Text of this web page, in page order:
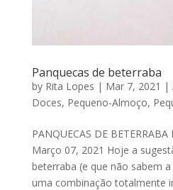
Panquecas de beterraba
by Rita Lopes | Mar 7, 2021 |
Doces, Pequeno-Almoço,
PANQUECAS DE
Março 07, 2021 Hoje a
beterraba (e que não sabem
uma combinação totalmente